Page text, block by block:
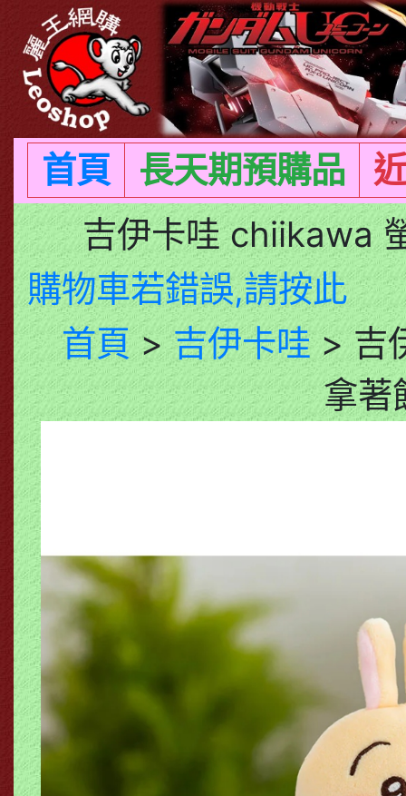
首頁 長天期預購品
吉伊卡哇 chiikawa
購物車若錯誤,請按此
首頁>吉伊卡哇> 吉
拿著